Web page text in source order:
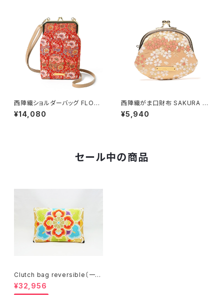
西陣織ショルダーバッグ FLORA
L / NSS6
¥14,080
西陣織がま口財布 SAKURA /
NWG3
¥5,940
セール中の商品
Clutch bag reversible〔一点
物〕C077R
¥32,956